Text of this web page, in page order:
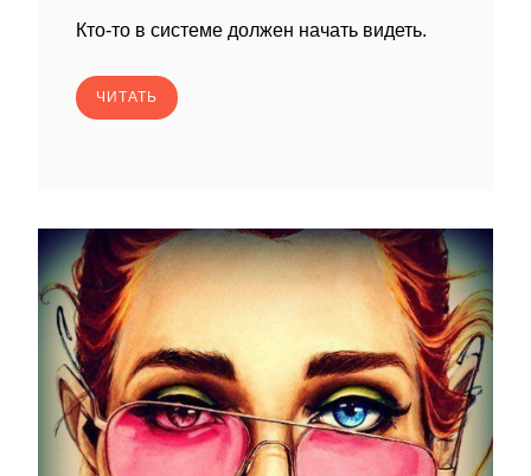
Кто-то в системе должен начать видеть.
ЧИТАТЬ